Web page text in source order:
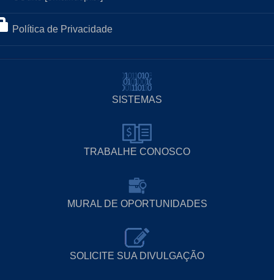
Política de Privacidade
SISTEMAS
TRABALHE CONOSCO
MURAL DE OPORTUNIDADES
SOLICITE SUA DIVULGAÇÃO